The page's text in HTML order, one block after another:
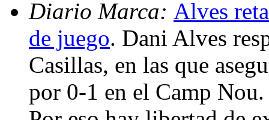
Diario Marca: Alves
de juego. Dani Alves
Casillas, en las que
por 0-1 en el Camp